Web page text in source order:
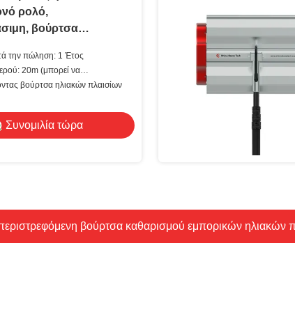
ρολό,
βούρτσα
την πώληση: 1 Έτος
20m (μπορεί να
βούρτσα ηλιακών πλαισίων
Συνομιλία τώρα
βούρτσα καθαρισμού εμπορικών ηλιακών